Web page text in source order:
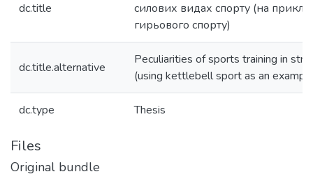
dc.title
силових видах спорту (на
гирьового спорту)
dc.title.alternative
Peculiarities of sports training in
(using kettlebell sport as an
dc.type Thesis
Files
Original bundle